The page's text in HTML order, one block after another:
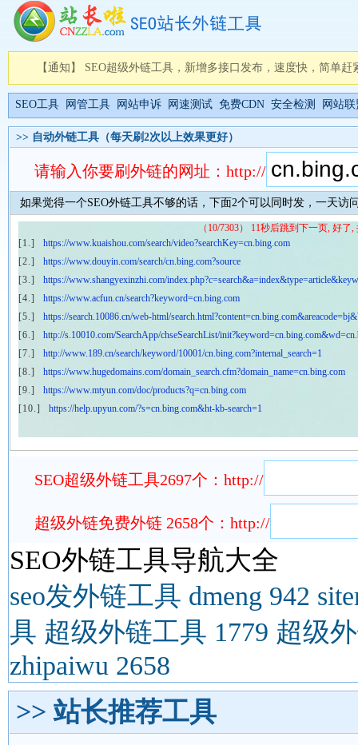
【通知】 SEO超级外链工具，新增多接口发布，速度快，简单赶
SEO工具 网管工具 网站申诉 网速测试 免费CDN 安全检测 网站联
>> 自动外链工具（每天刷2次以上效果更好）
请输入你要刷外链的网址：http://
如果觉得一个SEO外链工具不够的话，下面2个可以同时发，一天访
SEO超级外链工具2697个：http://
超级外链免费外链 2658个：http://
SEO外链工具导航大全
seo发外链工具 dmeng 942
具 超级外链工具 1779 超级
zhipaiwu 2658
>> 站长推荐工具